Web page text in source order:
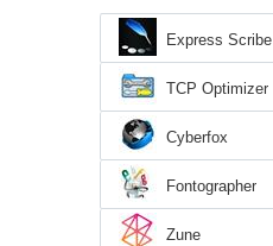
Express Scribe
TCP Optimizer
Cyberfox
Fontographer
Zune